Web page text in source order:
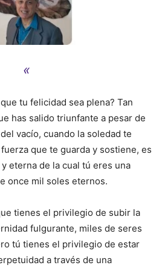
«
tu felicidad sea plena? Tan
has salido triunfante a pesar de
vacío, cuando la soledad te
que te guarda y sostiene, es
eterna de la cual tú eres una
once mil soles eternos.
tienes el privilegio de subir la
fulgurante, miles de seres
tú tienes el privilegio de estar
a través de una